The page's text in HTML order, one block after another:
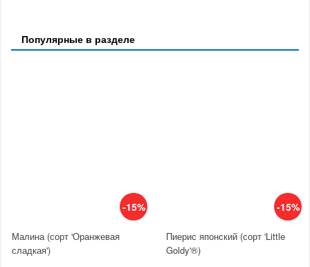
Популярные в разделе
-15%
Малина (сорт 'Оранжевая
сладкая')
-15%
Пиерис японский (сорт 'Little
Goldy'®)